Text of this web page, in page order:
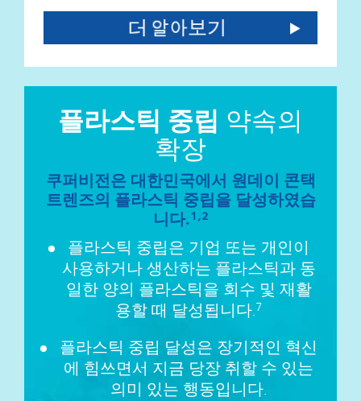
플라스틱 중립 약속의
확장
쿠퍼비전은 대한민국에서 원데이 콘택
트렌즈의 플라스틱 중립을 달성하였습
니다.1,2
플라스틱 중립은 기업 또는 개인이
사용하거나 생산하는 플라스틱과 동
일한 양의 플라스틱을 회수 및 재활
용할 때 달성됩니다.7
플라스틱 중립 달성은 장기적인 혁신
에 힘쓰면서 지금 당장 취할 수 있는
의미 있는 행동입니다.